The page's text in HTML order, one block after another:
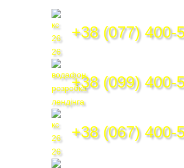
+38 (077) 400-
+38 (099) 400-
+38 (067) 400-